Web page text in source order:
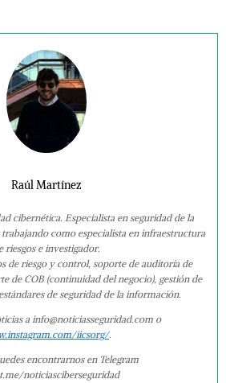
Raúl Martínez
cibernética. Especialista en seguridad de la
como especialista en infraestructura
riesgos e investigador.
de riesgo y control, soporte de auditoría de
de COB (continuidad del negocio), gestión de
de seguridad de la información.
a info@noticiasseguridad.com o
iicsorg/.
encontrarnos en Telegram
noticiasciberseguridad